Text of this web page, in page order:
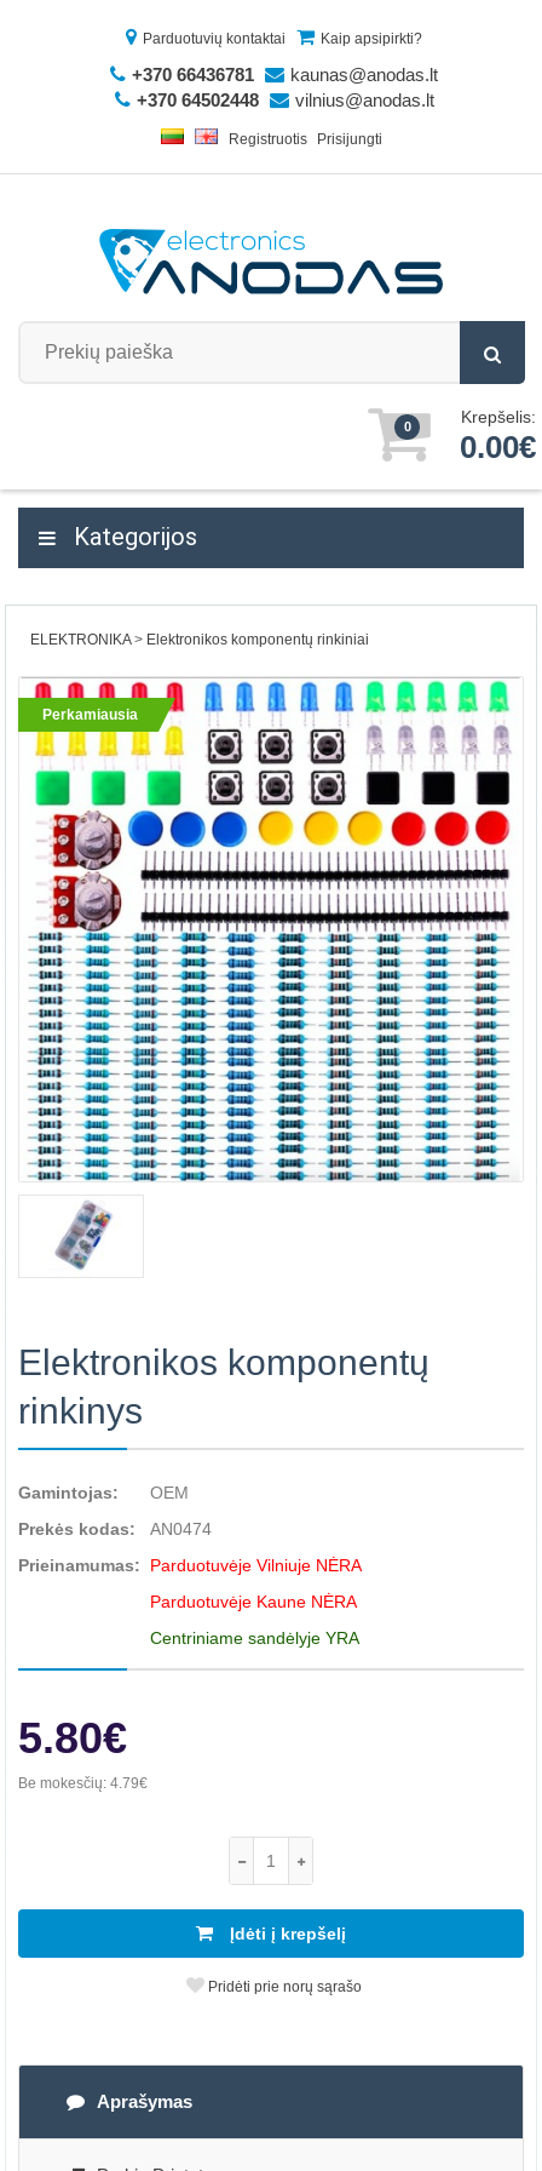
Parduotuvių kontaktai Kaip apsipirkti?
+370 66436781
kaunas@anodas.lt
+370 64502448
vilnius@anodas.lt
Registruotis Prisijungti
0 Krepšelis:
0.00€
Kategorijos
ELEKTRONIKA Elektronikos komponentų rinkiniai
Perkamiausia
Elektronikos komponentų
rinkinys
Gamintojas:
OEM
Prekės kodas:
AN0474
Prieinamumas:
Parduotuvėje Vilniuje NĖRA
Parduotuvėje Kaune NĖRA
Centriniame sandėlyje YRA
5.80€
Be mokesčių: 4.79€
Įdėti į krepšelį
Pridėti prie norų sąrašo
Aprašymas